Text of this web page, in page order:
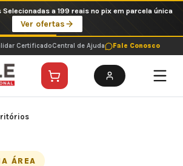
Selecionadas a 199 reais no pix em parcela única
Ver ofertas
CertificadoCentral de Ajuda Fale Conosco
ÁREA